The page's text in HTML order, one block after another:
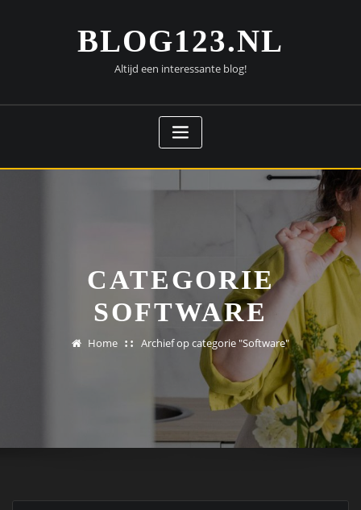
BLOG123.NL
Altijd een interessante blog!
CATEGORIE
SOFTWARE
Home Archief op categorie "Software"